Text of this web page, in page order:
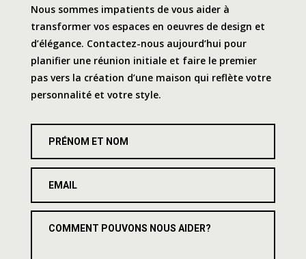
Nous sommes impatients de vous aider à
transformer vos espaces en oeuvres de design et
d’élégance. Contactez-nous aujourd’hui pour
planifier une réunion initiale et faire le premier
pas vers la création d’une maison qui reflète votre
personnalité et votre style.